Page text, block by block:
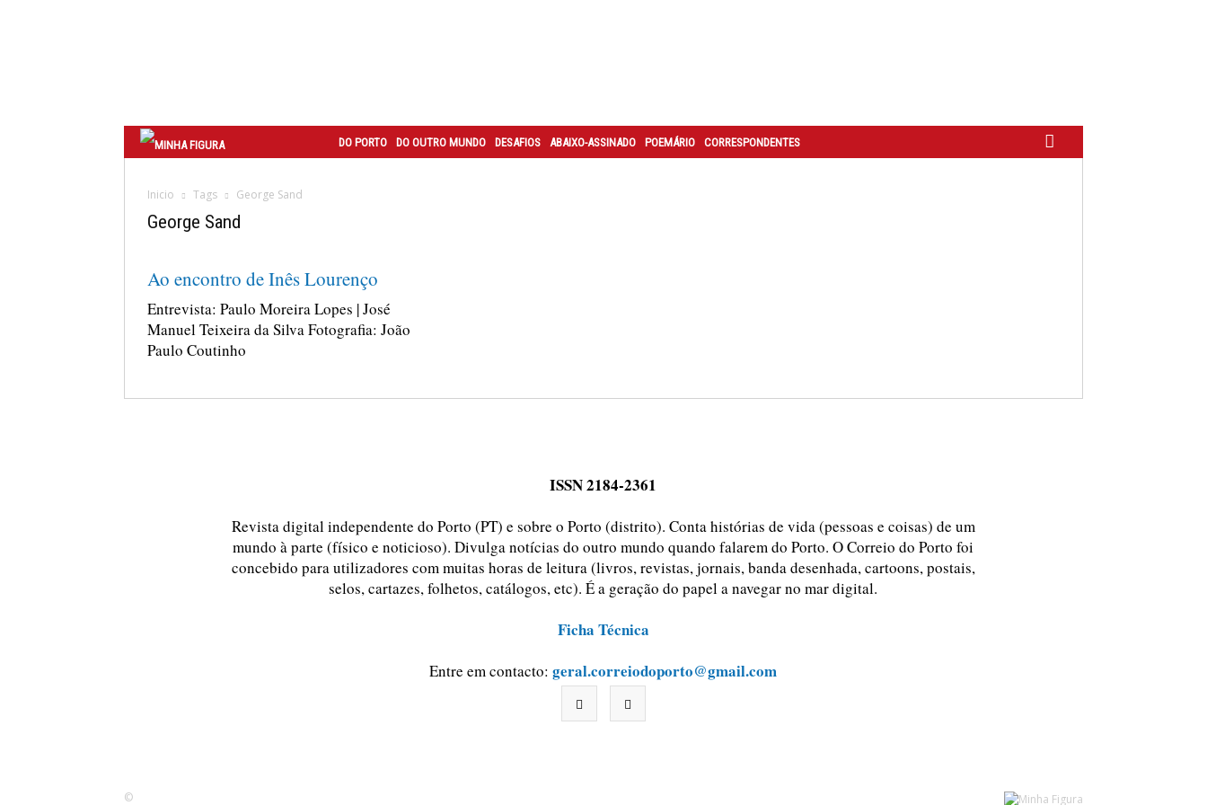
DO PORTO DO OUTRO MUNDO DESAFIOS ABAIXO-ASSINADO POEMÁRIO CORRESPONDENTES
Inicio Tags George Sand
George Sand
Ao encontro de Inês Lourenço
Entrevista: Paulo Moreira Lopes | José
Manuel Teixeira da Silva Fotografia: João
Paulo Coutinho
ISSN 2184-2361
Revista digital independente do Porto (PT) e sobre o Porto (distrito). Conta histórias de vida (pessoas e coisas) de um
mundo à parte (físico e noticioso). Divulga notícias do outro mundo quando falarem do Porto. O Correio do Porto foi
concebido para utilizadores com muitas horas de leitura (livros, revistas, jornais, banda desenhada, cartoons, postais,
selos, cartazes, folhetos, catálogos, etc). É a geração do papel a navegar no mar digital.
Ficha Técnica
Entre em contacto:geral.correiodoporto@gmail.com
©